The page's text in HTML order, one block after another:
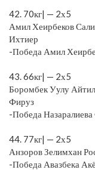
42. 70кг| — 2х5
Амил Хеирбеков
Ихтиер
-Победа Амил
43. 66кг| — 2х5
Боромбек Уулу
Фируз
-Победа
44. 77кг| — 2х5
Анзоров Зелимхан
-Победа Авазбека